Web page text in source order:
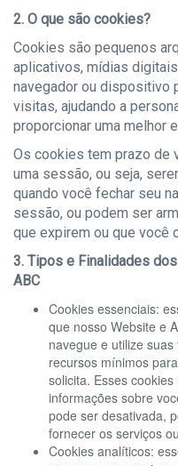
2. O que são cookies?
Cookies são pequenos
aplicativos, mídias
navegador ou dispositivo
visitas, ajudando a
proporcionar uma melhor
Os cookies tem prazo de
uma sessão, ou seja,
quando você fechar seu
sessão, ou podem ser
que expirem ou que você
3. Tipos e Finalidades
ABC
Cookies essenciais:
que nosso Website e
navegue e utilize
recursos mínimos
solicita. Esses
informações sobre
pode ser desativada,
fornecer os serviços
Cookies analíticos: